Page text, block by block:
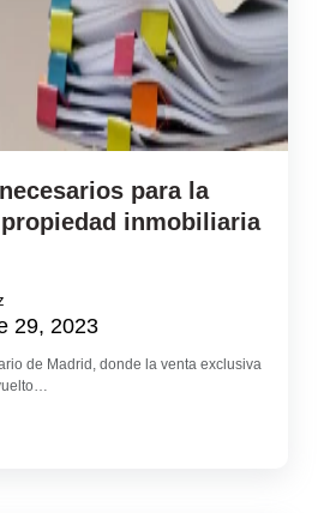
para la
inmobiliaria
29, 2023
de Madrid, donde la venta exclusiva